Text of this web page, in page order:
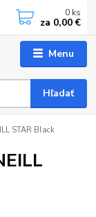
Menu
Hľadať
0 ks
za 0,00 €
STAR Black